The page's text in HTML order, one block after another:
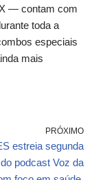
— contam com
toda a
especiais
mais
PRÓXIMO
estreia segunda
podcast Voz da